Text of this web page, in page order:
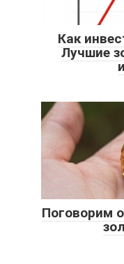
Как
Лучшие
Поговорим